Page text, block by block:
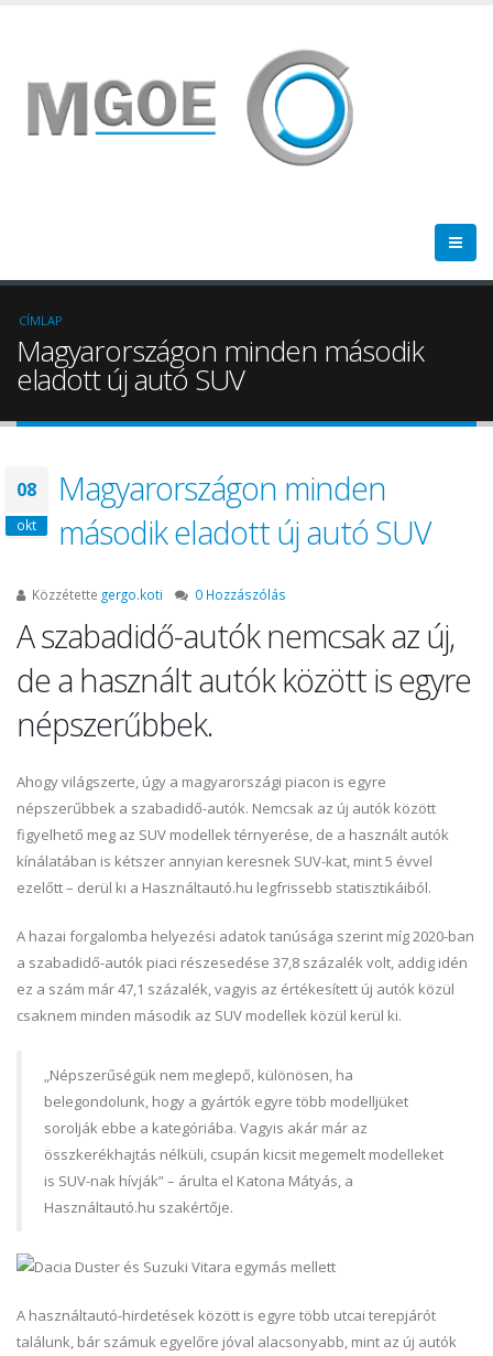
CÍMLAP
Magyarországon minden második
eladott új autó SUV
08
okt
Magyarországon minden
második eladott új autó SUV
Közzétette gergo.koti 0 Hozzászólás
A szabadidő-autók nemcsak az új,
de a használt autók között is egyre
népszerűbbek.
Ahogy világszerte, úgy a magyarországi piacon is egyre
népszerűbbek a szabadidő-autók. Nemcsak az új autók között
figyelhető meg az SUV modellek térnyerése, de a használt autók
kínálatában is kétszer annyian keresnek SUV-kat, mint 5 évvel
ezelőtt – derül ki a Használtautó.hu legfrissebb statisztikáiból.
A hazai forgalomba helyezési adatok tanúsága szerint míg 2020-ban
a szabadidő-autók piaci részesedése 37,8 százalék volt, addig idén
ez a szám már 47,1 százalék, vagyis az értékesített új autók közül
csaknem minden második az SUV modellek közül kerül ki.
„Népszerűségük nem meglepő, különösen, ha
belegondolunk, hogy a gyártók egyre több modelljüket
sorolják ebbe a kategóriába. Vagyis akár már az
összkerékhajtás nélküli, csupán kicsit megemelt modelleket
is SUV-nak hívják” – árulta el Katona Mátyás, a
Használtautó.hu szakértője.
A használtautó-hirdetések között is egyre több utcai terepjárót
találunk, bár számuk egyelőre jóval alacsonyabb, mint az új autók